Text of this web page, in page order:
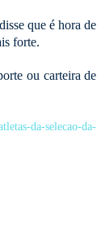
que é hora de
forte.
ou carteira de
da-selecao-da-